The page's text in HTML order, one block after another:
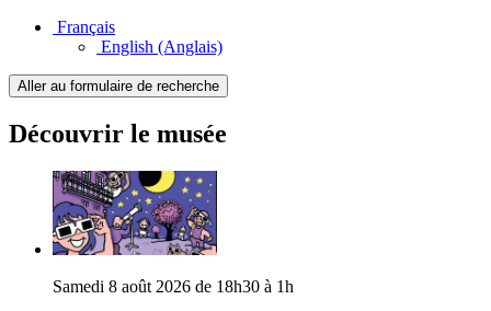
Français
English (Anglais)
Aller au formulaire de recherche
Découvrir le musée
Samedi 8 août 2026 de 18h30 à 1h